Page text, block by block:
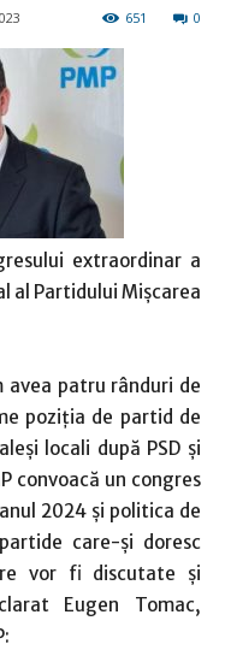
0
651
extraordinar a
al Partidului Mişcarea
avea patru rânduri de
poziţia de partid de
locali după PSD şi
convoacă un congres
2024 şi politica de
care-şi doresc
vor fi discutate şi
Eugen Tomac,